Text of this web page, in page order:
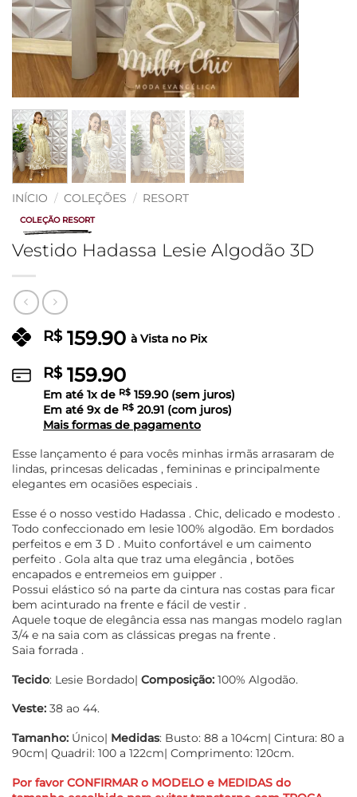
INÍCIO / COLEÇÕES / RESORT
COLEÇÃO RESORT
Vestido Hadassa Lesie Algodão 3D
R$159.90 à Vista no Pix
R$159.90
Em até 1x de R$ 159.90(sem juros)
Em até 9x de R$ 20.91 (com juros)
Mais formas de pagamento
Esse lançamento é para vocês minhas irmãs arrasaram de
lindas, princesas delicadas , femininas e principalmente
elegantes em ocasiões especiais .
Esse é o nosso vestido Hadassa . Chic, delicado e modesto .
Todo confeccionado em lesie 100% algodão. Em bordados
perfeitos e em 3 D . Muito confortável e um caimento
perfeito . Gola alta que traz uma elegância , botões
encapados e entremeios em guipper .
Possui elástico só na parte da cintura nas costas para ficar
bem acinturado na frente e fácil de vestir .
Aquele toque de elegância essa nas mangas modelo raglan
3/4 e na saia com as clássicas pregas na frente .
Saia forrada .
Tecido: Lesie Bordado| Composição: 100% Algodão.
Veste: 38 ao 44.
Tamanho: Único| Medidas: Busto: 88 a 104cm| Cintura: 80 a
90cm| Quadril: 100 a 122cm| Comprimento: 120cm.
Por favor CONFIRMAR o MODELO e MEDIDAS do